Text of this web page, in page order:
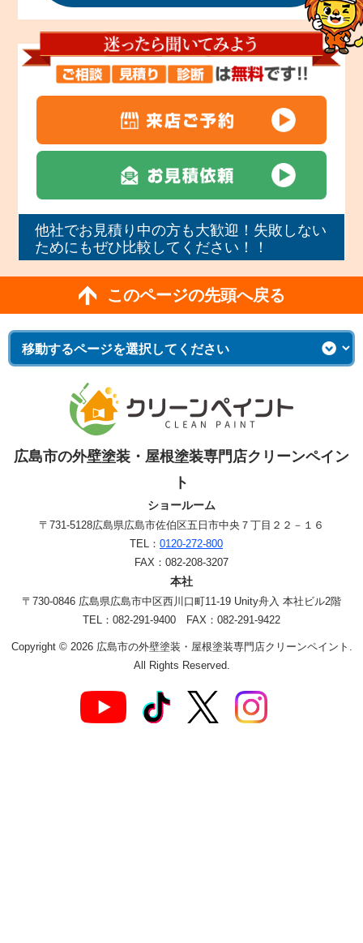
他社でお見積り中の方も大歓迎！失敗しない
ためにもぜひ比較してください！！
このページの先頭へ戻る
広島市の外壁塗装・屋根塗装専門店クリーンペイン
ト
ショールーム
〒731-5128広島県広島市佐伯区五日市中央７丁目２２－１６
TEL： 0120-272-800
FAX：082-208-3207
本社
〒730-0846 広島県広島市中区西川口町11-19 Unity舟入 本社ビル2階
TEL：082-291-9400 FAX：082-291-9422
Copyright © 2026 広島市の外壁塗装・屋根塗装専門店クリーンペイント.
All Rights Reserved.